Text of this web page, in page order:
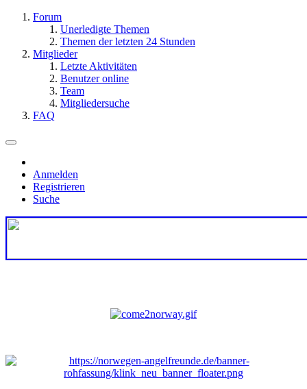
Forum
Unerledigte Themen
Themen der letzten 24 Stunden
Mitglieder
Letzte Aktivitäten
Benutzer online
Team
Mitgliedersuche
FAQ
Anmelden
Registrieren
Suche